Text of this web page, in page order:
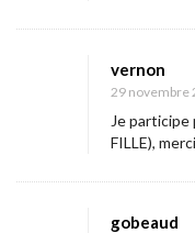
vernon
29 novembre
Je participe
FILLE),
gobeaud